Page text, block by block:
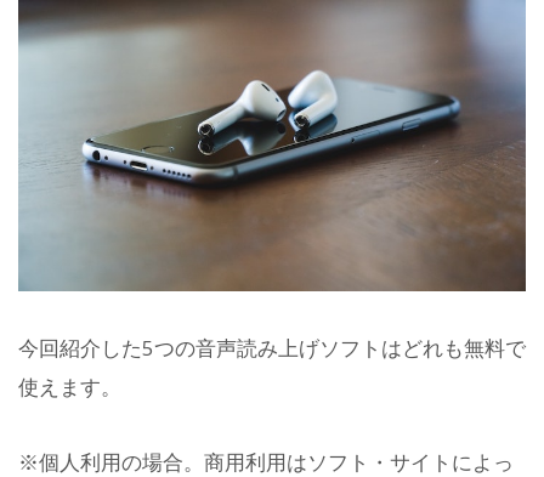
今回紹介した5つの音声読み上げソフトはどれも無料で
使えます。
※個人利用の場合。商用利用はソフト・サイトによっ